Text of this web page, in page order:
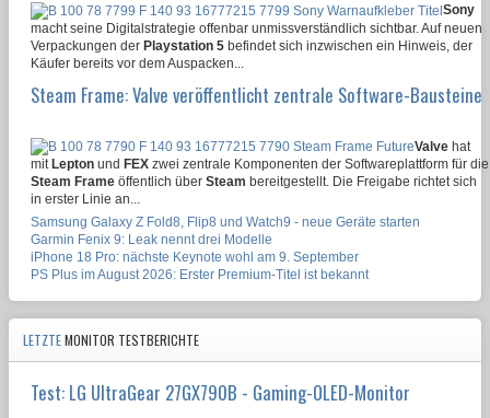
Sony
macht seine Digitalstrategie offenbar unmissverständlich sichtbar. Auf neuen
Verpackungen der Playstation 5 befindet sich inzwischen ein Hinweis, der
Käufer bereits vor dem Auspacken...
Steam Frame: Valve veröffentlicht zentrale Software-Bausteine
Valve hat
mit Lepton und FEX zwei zentrale Komponenten der Softwareplattform für die
Steam Frame öffentlich über Steam bereitgestellt. Die Freigabe richtet sich
in erster Linie an...
Samsung Galaxy Z Fold8, Flip8 und Watch9 - neue Geräte starten
Garmin Fenix 9: Leak nennt drei Modelle
iPhone 18 Pro: nächste Keynote wohl am 9. September
PS Plus im August 2026: Erster Premium-Titel ist bekannt
LETZTEMONITOR TESTBERICHTE
Test: LG UltraGear 27GX790B - Gaming-OLED-Monitor